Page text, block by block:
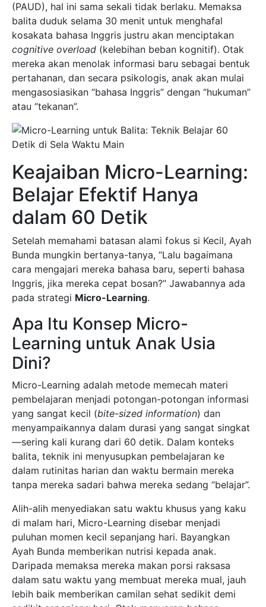
(PAUD), hal ini sama sekali tidak berlaku. Memaksa
balita duduk selama 30 menit untuk menghafal
kosakata bahasa Inggris justru akan menciptakan
cognitive overload (kelebihan beban kognitif). Otak
mereka akan menolak informasi baru sebagai bentuk
pertahanan, dan secara psikologis, anak akan mulai
mengasosiasikan “bahasa Inggris” dengan “hukuman”
atau “tekanan”.
Keajaiban Micro-Learning:
Belajar Efektif Hanya
dalam 60 Detik
Setelah memahami batasan alami fokus si Kecil, Ayah
Bunda mungkin bertanya-tanya, “Lalu bagaimana
cara mengajari mereka bahasa baru, seperti bahasa
Inggris, jika mereka cepat bosan?” Jawabannya ada
pada strategi Micro-Learning.
Apa Itu Konsep Micro-
Learning untuk Anak Usia
Dini?
Micro-Learning adalah metode memecah materi
pembelajaran menjadi potongan-potongan informasi
yang sangat kecil (bite-sized information) dan
menyampaikannya dalam durasi yang sangat singkat
—sering kali kurang dari 60 detik. Dalam konteks
balita, teknik ini menyusupkan pembelajaran ke
dalam rutinitas harian dan waktu bermain mereka
tanpa mereka sadari bahwa mereka sedang “belajar”.
Alih-alih menyediakan satu waktu khusus yang kaku
di malam hari, Micro-Learning disebar menjadi
puluhan momen kecil sepanjang hari. Bayangkan
Ayah Bunda memberikan nutrisi kepada anak.
Daripada memaksa mereka makan porsi raksasa
dalam satu waktu yang membuat mereka mual, jauh
lebih baik memberikan camilan sehat sedikit demi